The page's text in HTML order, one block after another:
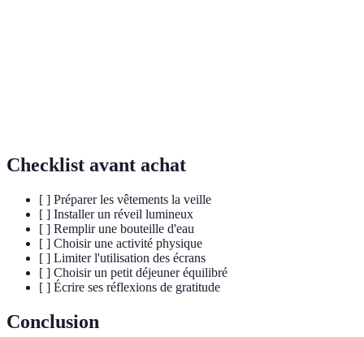
Checklist avant achat
[ ] Préparer les vêtements la veille
[ ] Installer un réveil lumineux
[ ] Remplir une bouteille d'eau
[ ] Choisir une activité physique
[ ] Limiter l'utilisation des écrans
[ ] Choisir un petit déjeuner équilibré
[ ] Écrire ses réflexions de gratitude
Conclusion